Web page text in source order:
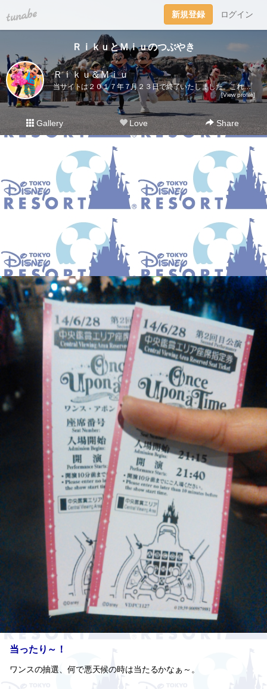
tuna.be 新規登録 ログイン
ＲｉｋｕとＭｉｕのつぶやき
Ｒｉｋｕ＆Ｍｉｕ
当サイトは２０１７年７月２３日で終了いたしました。これまでご愛読いただき、ありがとうございました。ディズニー大好き夫婦のＲｉｋｕ＆Ｍｉｕです。日々の他愛も無いことを呟きます。＜管理人＞Ｒｉｋｕ（夫）→妻の影響でディズニー好きになったにわかファンＭｉｕ（妻）→子供の頃から根っからのディズニー好きＤｉｓｎｅｙ Ｄｒｅａｍｓhttp://waltdisneymagic.blog135.fc2.com/２０１２年３月までＲｉｋｕ＆Ｍｉｕが運営していたディズニーブログです。
[View profile]
Gallery Love Share
当ったり～！
ワンスの抽選、何で悪天候の時は当たるかなぁ～。